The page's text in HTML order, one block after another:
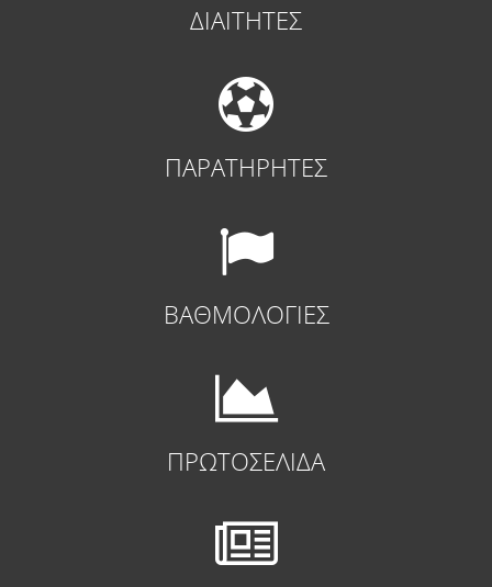
ΔΙΑΙΤΗΤΕΣ
ΠΑΡΑΤΗΡΗΤΕΣ
ΒΑΘΜΟΛΟΓΙΕΣ
ΠΡΩΤΟΣΕΛΙΔΑ